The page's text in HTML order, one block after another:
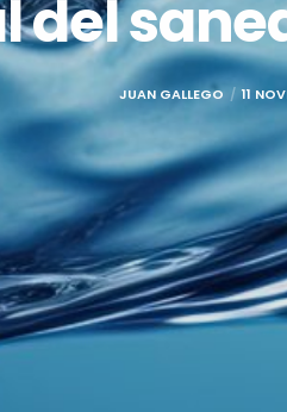
del
JUAN GALLEGO 11